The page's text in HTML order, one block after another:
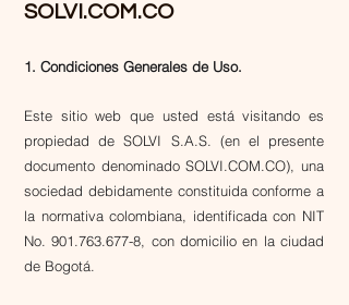
SOLVI.COM.CO
1. Condiciones Generales de Uso.
Este sitio web que usted está visitando es
propiedad de SOLVI S.A.S. (en el presente
documento denominado SOLVI.COM.CO), una
sociedad debidamente constituida conforme a
la normativa colombiana, identificada con NIT
No.901.763.677-8 , con domicilio en la ciudad
de Bogotá.